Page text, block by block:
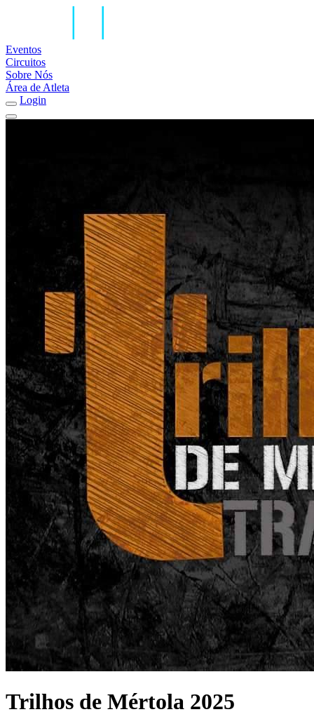
Eventos
Circuitos
Sobre Nós
Área de Atleta
Login
Trilhos de Mértola 2025